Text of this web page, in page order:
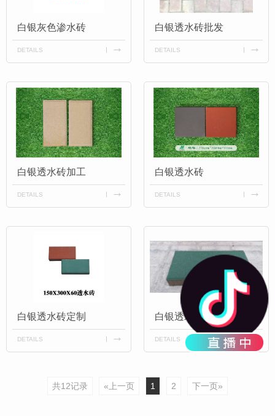
白银灰色渗水砖
DETAILS
白银透水砖批发
DETAILS
白银透水砖加工
DETAILS
白银透水砖
DETAILS
白银透水砖定制
DETAILS
白银透水砖施工
DETAILS
共12记录 «上一页 1 2 下一页»